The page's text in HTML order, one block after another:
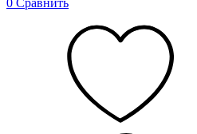
0 Сравнить